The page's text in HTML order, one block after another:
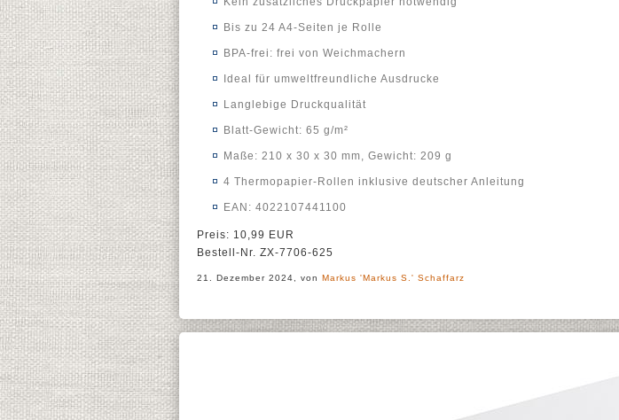
Bis zu 24 A4-Seiten je Rolle
BPA-frei: frei von Weichmachern
Ideal für umweltfreundliche Ausdrucke
Langlebige Druckqualität
Blatt-Gewicht: 65 g/m²
Maße: 210 x 30 x 30 mm, Gewicht: 209 g
4 Thermopapier-Rollen inklusive deutscher Anleitung
EAN: 4022107441100
Preis: 10,99 EUR
Bestell-Nr. ZX-7706-625
21. Dezember 2024, von Markus 'Markus S.' Schaffarz